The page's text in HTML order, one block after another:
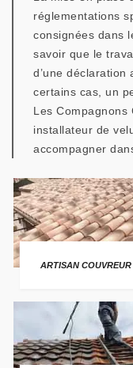
réglementations
consignées dans
savoir que le
d’une déclaration
certains cas, un
Les
installateur de
accompagner
ARTISAN COUVREUR